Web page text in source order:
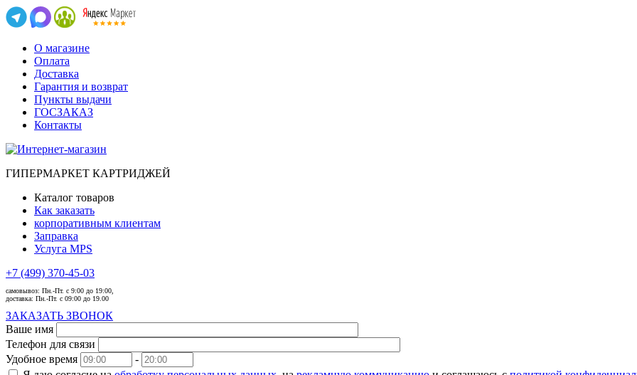
О магазине
Оплата
Доставка
Гарантия и возврат
Пункты выдачи
ГОСЗАКАЗ
Контакты
ГИПЕРМАРКЕТ КАРТРИДЖЕЙ
Каталог товаров
Как заказать
корпоративным клиентам
Заправка
Услуга MPS
+7 (499) 370-45-03
самовывоз: Пн.-Пт. с 9:00 до 19:00,
доставка: Пн.-Пт. с 09:00 до 19.00
ЗАКАЗАТЬ ЗВОНОК
Ваше имя
Телефон для связи
Удобное время
-